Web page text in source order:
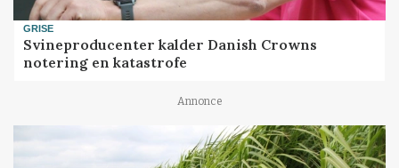
GRISE
Svineproducenter kalder Danish Crowns
notering en katastrofe
Annonce